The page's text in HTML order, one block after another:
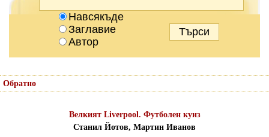
Навсякъде
Заглавие
Автор
Обратно
Велкият Liverpool. Футболен куиз
Станил Йотов, Мартин Иванов